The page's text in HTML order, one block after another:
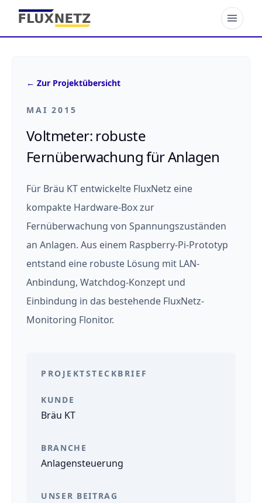
← Zur Projektübersicht
MAI 2015
Voltmeter: robuste
Fernüberwachung für Anlagen
Für Bräu KT entwickelte FluxNetz eine
kompakte Hardware-Box zur
Fernüberwachung von Spannungszuständen
an Anlagen. Aus einem Raspberry-Pi-Prototyp
entstand eine robuste Lösung mit LAN-
Anbindung, Watchdog-Konzept und
Einbindung in das bestehende FluxNetz-
Monitoring Flonitor.
PROJEKTSTECKBRIEF
KUNDE
Bräu KT
BRANCHE
Anlagensteuerung
UNSER BEITRAG